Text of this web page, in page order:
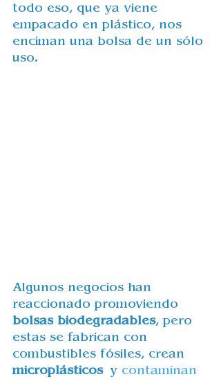
todo eso, que ya viene
empacado en plástico, nos
enciman una bolsa de un sólo
uso.
Algunos negocios han
reaccionado promoviendo
bolsas biodegradables, pero
estas se fabrican con
combustibles fósiles, crean
microplásticos y contaminan